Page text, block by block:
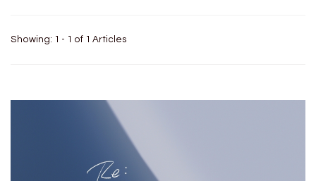
Showing: 1 - 1 of 1 Articles